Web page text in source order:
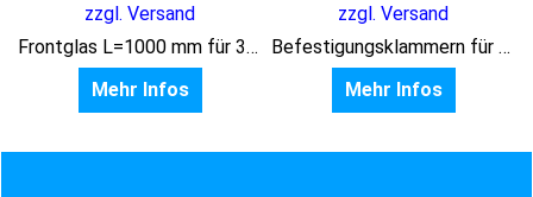
zzgl. Versand
Frontglas L=1000 mm für 3 GN 1/1
Mehr Infos
zzgl. Versand
Befestigungsklammern für Frontglas
Mehr Infos